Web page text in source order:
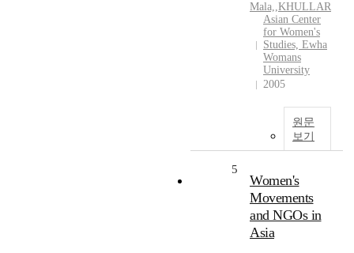
Mala,,KHULLAR
Asian Center
for Women's
Studies, Ewha
Womans
University
2005
원문
보기
5
Women's
Movements
and NGOs in
Asia